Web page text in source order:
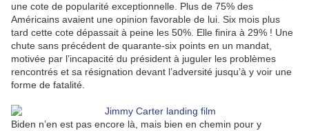
une cote de popularité exceptionnelle. Plus de 75% des
Américains avaient une opinion favorable de lui. Six mois plus
tard cette cote dépassait à peine les 50%. Elle finira à 29% ! Une
chute sans précédent de quarante-six points en un mandat,
motivée par l’incapacité du président à juguler les problèmes
rencontrés et sa résignation devant l’adversité jusqu’à y voir une
forme de fatalité.
Biden n’en est pas encore là, mais bien en chemin pour y